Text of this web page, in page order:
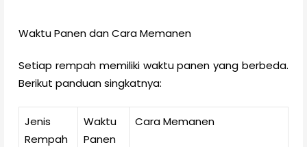
Waktu Panen dan Cara Memanen
Setiap rempah memiliki waktu panen yang berbeda.
Berikut panduan singkatnya:
Jenis
Rempah
Waktu
Panen
Cara Memanen